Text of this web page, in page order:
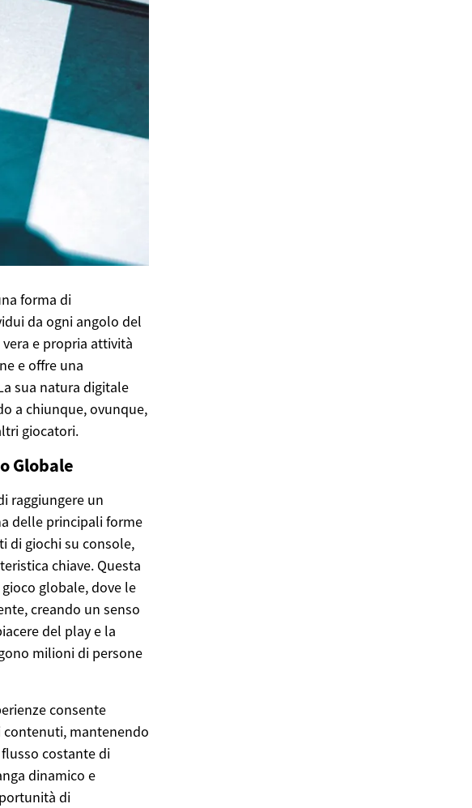
forma di
da ogni angolo del
e propria attività
e offre una
sua natura digitale
a chiunque, ovunque,
giocatori.
Globale
raggiungere un
delle principali forme
di giochi su console,
chiave. Questa
globale, dove le
creando un senso
del play e la
milioni di persone
consente
mantenendo
costante di
dinamico e
di